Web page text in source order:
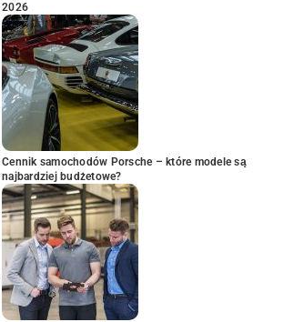
2026
Cennik samochodów Porsche – które modele są
najbardziej budżetowe?